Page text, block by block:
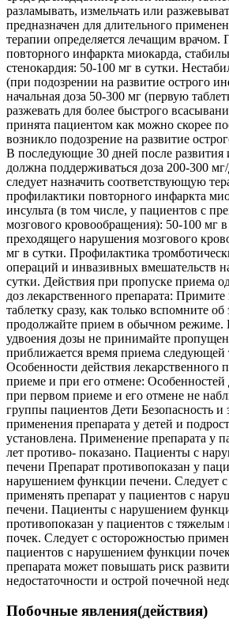
разламывать, измельчать или
предназначен для длительного
терапии определяется лечащим врачом.
повторного инфаркта миокарда,
стенокардия: 50-100 мг в сутки.
(при подозрении на развитие острого
начальная доза 50-300 мг (первую
разжевать для более быстрого
принята пациентом как можно скорее
возникло подозрение на развитие
В последующие 30 дней после развития
должна поддерживаться доза 200-300
следует назначить соответствующую
профилактики повторного инфаркта
инсульта (в том числе, у пациентов с
мозгового кровообращения): 50-100 мг
преходящего нарушения мозгового
мг в сутки. Профилактика
операций и инвазивных вмешательств
сутки. Действия при пропуске приема
доз лекарственного препарата:
таблетку сразу, как только вспомните
продолжайте прием в обычном режиме.
удвоения дозы не принимайте
приближается время приема следующей
Особенности действия лекарственного
приеме и при его отмене: Особенностей
при первом приеме и его отмене не
группы пациентов Дети Безопасность и
применения препарата у детей и
установлена. Применение препарата у
лет противо- показано. Пациенты с
печени Препарат противопоказан у
нарушением функции печени. Следует
применять препарат у пациентов с
печени. Пациенты с нарушением
противопоказан у пациентов с
почек. Следует с осторожностью
пациентов с нарушением функции
препарата может повышать риск
недостаточности и острой почечной
Побочные явления(действия)